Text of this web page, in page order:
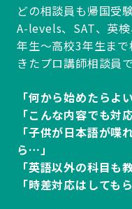
どの相談員も帰国受
A-levels、SAT、英
年生～高校3年生ま
きたプロ講師相談員で
「何から始めたらよ
「こんな内容でも対
「子供が日本語が喋
ら…」
「英語以外の科目も
「時差対応はしても